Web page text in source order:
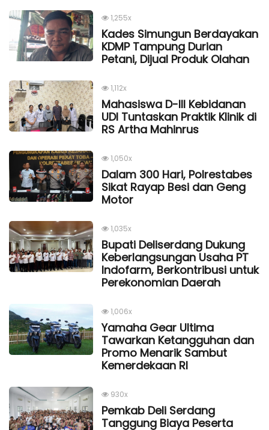
1,255x
Kades Simungun Berdayakan
KDMP Tampung Durian
Petani, Dijual Produk Olahan
1,112x
Mahasiswa D-III Kebidanan
UDI Tuntaskan Praktik Klinik di
RS Artha Mahinrus
1,050x
Dalam 300 Hari, Polrestabes
Sikat Rayap Besi dan Geng
Motor
1,035x
Bupati Deliserdang Dukung
Keberlangsungan Usaha PT
Indofarm, Berkontribusi untuk
Perekonomian Daerah
1,006x
Yamaha Gear Ultima
Tawarkan Ketangguhan dan
Promo Menarik Sambut
Kemerdekaan Rl
930x
Pemkab Deli Serdang
Tanggung Biaya Peserta